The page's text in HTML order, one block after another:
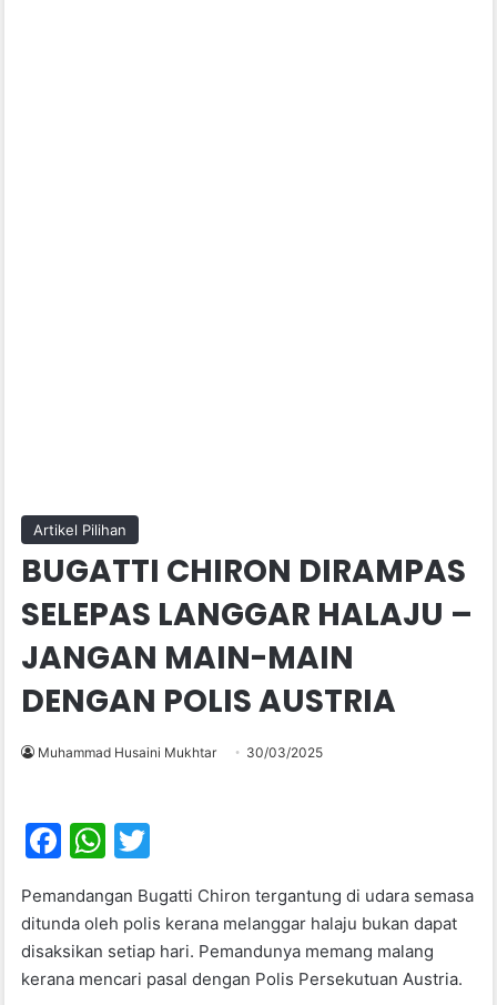
Artikel Pilihan
BUGATTI CHIRON DIRAMPAS
SELEPAS LANGGAR HALAJU –
JANGAN MAIN-MAIN
DENGAN POLIS AUSTRIA
Muhammad Husaini Mukhtar 30/03/2025
F
c
e
b
W
at
s
A
itt
er
Pemandangan Bugatti Chiron tergantung di udara semasa
ditunda oleh polis kerana melanggar halaju bukan dapat
disaksikan setiap hari. Pemandunya memang malang
kerana mencari pasal dengan Polis Persekutuan Austria.